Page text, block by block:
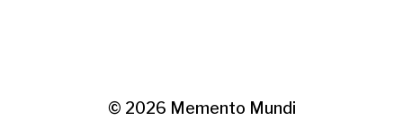
© 2026 Memento Mundi